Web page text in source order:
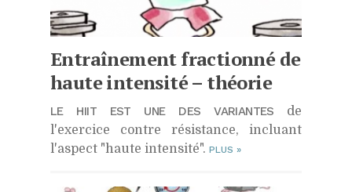
Entraînement fractionné de
haute intensité – théorie
LE HIIT EST UNE DES VARIANTES de
l'exercice contre résistance, incluant
l'aspect "haute intensité". PLUS »